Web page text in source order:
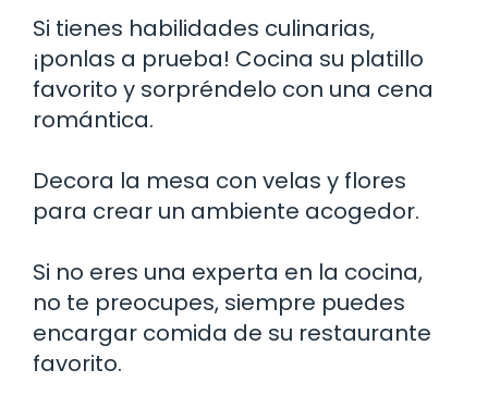
Si tienes habilidades culinarias,
¡ponlas a prueba! Cocina su platillo
favorito y sorpréndelo con una cena
romántica.
Decora la mesa con velas y flores
para crear un ambiente acogedor.
Si no eres una experta en la cocina,
no te preocupes, siempre puedes
encargar comida de su restaurante
favorito.